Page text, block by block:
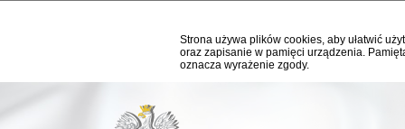
Strona używa plików cookies, aby ułatwić
oraz zapisanie w pamięci urządzenia.
oznacza wyrażenie zgody.